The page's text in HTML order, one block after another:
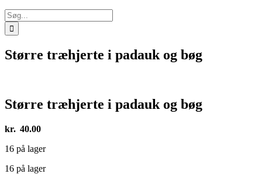
Søg
efter:
Større træhjerte i padauk og bøg
Større træhjerte i padauk og bøg
kr. 40.00
16 på lager
16 på lager